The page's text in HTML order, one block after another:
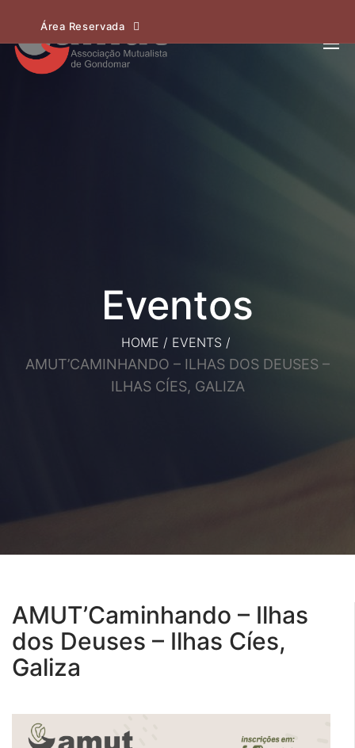
Área Reservada
HOME / EVENTS /
AMUT’CAMINHANDO – ILHAS DOS DEUSES –
ILHAS CÍES, GALIZA
AMUT’Caminhando – Ilhas
dos Deuses – Ilhas Cíes,
Galiza